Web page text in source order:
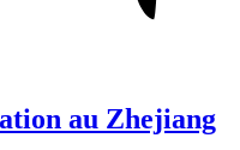
au Zhejiang